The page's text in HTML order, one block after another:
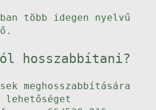
több idegen nyelvű
hosszabbítani?
meghosszabbítására